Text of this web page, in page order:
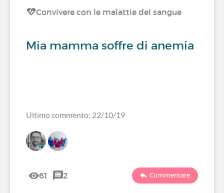
Convivere con le malattie del sangue
Mia mamma soffre di anemia
Ultimo commento: 22/10/19
61 2 Commentare